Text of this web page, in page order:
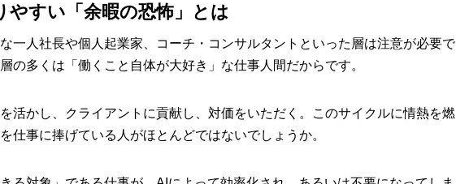
やすい「余暇の恐怖」とは
一人社長や個人起業家、コーチ・コンサルタントといった層は注意が必要で
の多くは「働くこと自体が大好き」な仕事人間だからです。
活かし、クライアントに貢献し、対価をいただく。このサイクルに情熱を燃
仕事に捧げている人がほとんどではないでしょうか。